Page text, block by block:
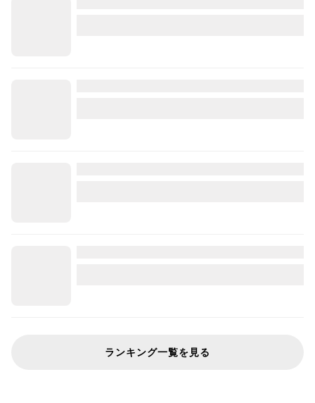
ランキング一覧を見る